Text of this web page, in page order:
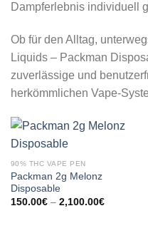
Dampferlebnis individuell
Ob für den Alltag,
Liquids – Packman
zuverlässige und
herkömmlichen Vape-
90% THC VAPE PEN
Packman 2g Melonz
Disposable
150.00€ – 2,100.00€